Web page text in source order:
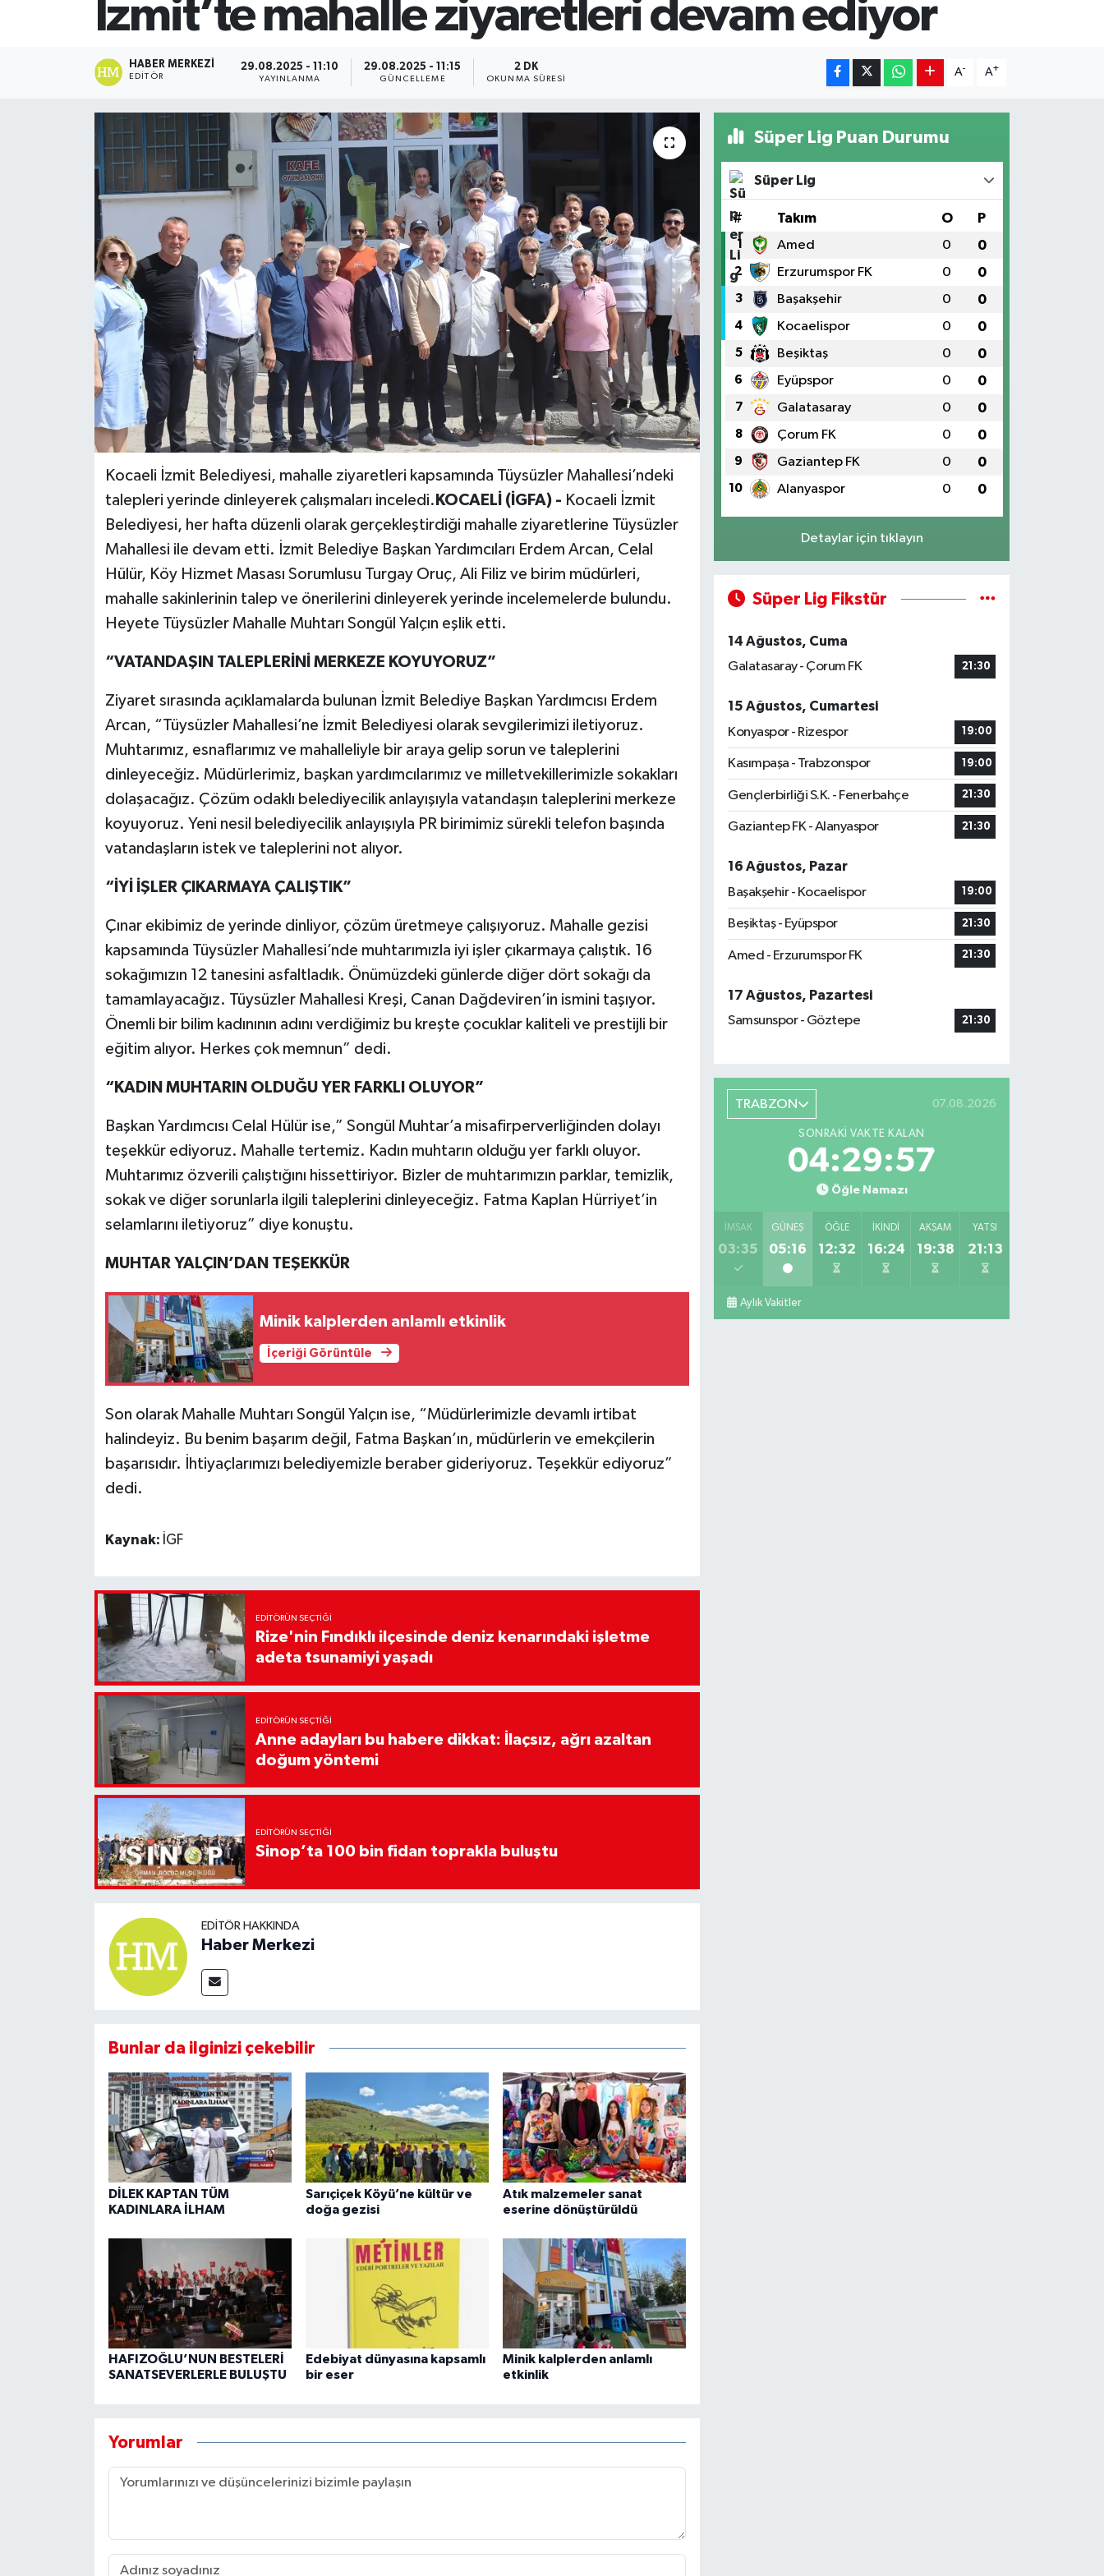
İzmit’te mahalle ziyaretleri devam ediyor
HABER MERKEZI
EDITÖR
29.08.2025 - 11:10
YAYINLANMA
29.08.2025 - 11:15
GÜNCELLEME
2 DK
OKUNMA SÜRESI
A- A+
Kocaeli İzmit Belediyesi, mahalle ziyaretleri kapsamında Tüysüzler Mahallesi’ndeki
talepleri yerinde dinleyerek çalışmaları inceledi. KOCAELİ (İGFA) - Kocaeli İzmit
Belediyesi, her hafta düzenli olarak gerçekleştirdiği mahalle ziyaretlerine Tüysüzler
Mahallesi ile devam etti. İzmit Belediye Başkan Yardımcıları Erdem Arcan, Celal
Hülür, Köy Hizmet Masası Sorumlusu Turgay Oruç, Ali Filiz ve birim müdürleri,
mahalle sakinlerinin talep ve önerilerini dinleyerek yerinde incelemelerde bulundu.
Heyete Tüysüzler Mahalle Muhtarı Songül Yalçın eşlik etti.
“VATANDAŞIN TALEPLERİNİ MERKEZE KOYUYORUZ”
Ziyaret sırasında açıklamalarda bulunan İzmit Belediye Başkan Yardımcısı Erdem
Arcan, “Tüysüzler Mahallesi’ne İzmit Belediyesi olarak sevgilerimizi iletiyoruz.
Muhtarımız, esnaflarımız ve mahalleliyle bir araya gelip sorun ve taleplerini
dinleyeceğiz. Müdürlerimiz, başkan yardımcılarımız ve milletvekillerimizle sokakları
dolaşacağız. Çözüm odaklı belediyecilik anlayışıyla vatandaşın taleplerini merkeze
koyuyoruz. Yeni nesil belediyecilik anlayışıyla PR birimimiz sürekli telefon başında
vatandaşların istek ve taleplerini not alıyor.
“İYİ İŞLER ÇIKARMAYA ÇALIŞTIK”
Çınar ekibimiz de yerinde dinliyor, çözüm üretmeye çalışıyoruz. Mahalle gezisi
kapsamında Tüysüzler Mahallesi’nde muhtarımızla iyi işler çıkarmaya çalıştık. 16
sokağımızın 12 tanesini asfaltladık. Önümüzdeki günlerde diğer dört sokağı da
tamamlayacağız. Tüysüzler Mahallesi Kreşi, Canan Dağdeviren’in ismini taşıyor.
Önemli bir bilim kadınının adını verdiğimiz bu kreşte çocuklar kaliteli ve prestijli bir
eğitim alıyor. Herkes çok memnun” dedi.
“KADIN MUHTARIN OLDUĞU YER FARKLI OLUYOR”
Başkan Yardımcısı Celal Hülür ise,” Songül Muhtar’a misafirperverliğinden dolayı
teşekkür ediyoruz. Mahalle tertemiz. Kadın muhtarın olduğu yer farklı oluyor.
Muhtarımız özverili çalıştığını hissettiriyor. Bizler de muhtarımızın parklar, temizlik,
sokak ve diğer sorunlarla ilgili taleplerini dinleyeceğiz. Fatma Kaplan Hürriyet’in
selamlarını iletiyoruz” diye konuştu.
MUHTAR YALÇIN’DAN TEŞEKKÜR
Minik kalplerden anlamlı etkinlik
İçeriği Görüntüle
Son olarak Mahalle Muhtarı Songül Yalçın ise, “Müdürlerimizle devamlı irtibat
halindeyiz. Bu benim başarım değil, Fatma Başkan’ın, müdürlerin ve emekçilerin
başarısıdır. İhtiyaçlarımızı belediyemizle beraber gideriyoruz. Teşekkür ediyoruz”
dedi.
Kaynak: İGF
EDITÖRÜN SEÇTIĞI
Rize'nin Fındıklı ilçesinde deniz kenarındaki işletme
adeta tsunamiyi yaşadı
EDITÖRÜN SEÇTIĞI
Anne adayları bu habere dikkat: İlaçsız, ağrı azaltan
doğum yöntemi
EDITÖRÜN SEÇTIĞI
Sinop’ta 100 bin fidan toprakla buluştu
EDITÖR HAKKINDA
Haber Merkezi
Bunlar da ilginizi çekebilir
DİLEK KAPTAN TÜM
KADINLARA İLHAM
Sarıçiçek Köyü’ne kültür ve
doğa gezisi
Atık malzemeler sanat
eserine dönüştürüldü
HAFIZOĞLU’NUN BESTELERİ
SANATSEVERLERLE BULUŞTU
Edebiyat dünyasına kapsamlı
bir eser
Minik kalplerden anlamlı
etkinlik
Yorumlar
Süper Lig Puan Durumu
Süper Lig
# Takım O P
1 Amed 0 0
2 Erzurumspor FK 0 0
3 Başakşehir 0 0
4 Kocaelispor 0 0
5 Beşiktaş 0 0
6 Eyüpspor 0 0
7 Galatasaray 0 0
8 Çorum FK 0 0
9 Gaziantep FK 0 0
10 Alanyaspor 0 0
Detaylar için tıklayın
Süper Lig Fikstür
14 Ağustos, Cuma
Galatasaray - Çorum FK
21:30
15 Ağustos, Cumartesi
Konyaspor - Rizespor
19:00
Kasımpaşa - Trabzonspor 19:00
Gençlerbirliği S.K. - Fenerbahçe 21:30
Gaziantep FK - Alanyaspor 21:30
16 Ağustos, Pazar
Başakşehir - Kocaelispor
19:00
Beşiktaş - Eyüpspor 21:30
Amed - Erzurumspor FK 21:30
17 Ağustos, Pazartesi
Samsunspor - Göztepe
21:30
TRABZON 07.08.2026
SONRAKI VAKTE KALAN
04:29:56
Öğle Namazı
İMSAK
03:35
GÜNEŞ
05:16
ÖĞLE
12:32
İKINDI
16:24
AKŞAM
19:38
YATSI
21:13
Aylık Vakitler
SİYASET
Teknoloji
TRABZON
TRABZONSPOR